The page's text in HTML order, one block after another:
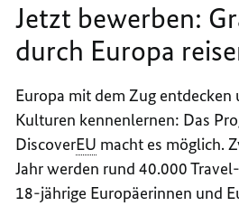
Jetzt bewerben:
durch Europa
Europa mit dem Zug entdecken
Kulturen kennenlernen: Das
DiscoverEU macht es möglich.
Jahr werden rund 40.000
18-jährige Europäerinnen und